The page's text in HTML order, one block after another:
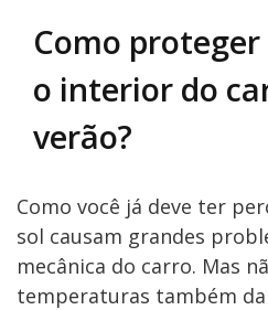
Como
o interior do
verão?
Como você já deve ter
sol causam grandes
mecânica do carro. Mas
temperaturas também